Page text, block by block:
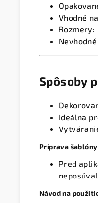
Vhodné na
Rozmery:
Spôsoby
Ideálna
Príprava šablóny
Pred
Návod na